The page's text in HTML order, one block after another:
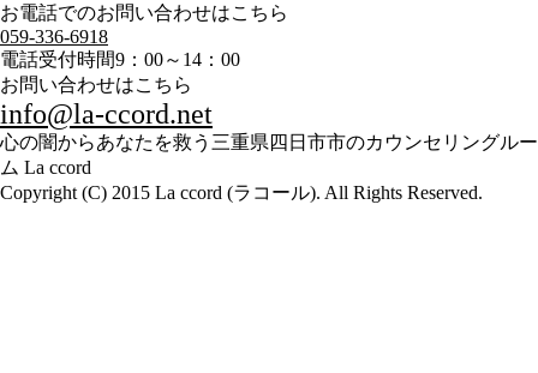
お電話でのお問い合わせはこちら
059-336-6918
電話受付時間9：00～14：00
お問い合わせはこちら
info@la-ccord.net
心の闇からあなたを救う三重県四日市市のカウンセリングルー
ム La ccord
Copyright (C) 2015 La ccord (ラコール). All Rights Reserved.